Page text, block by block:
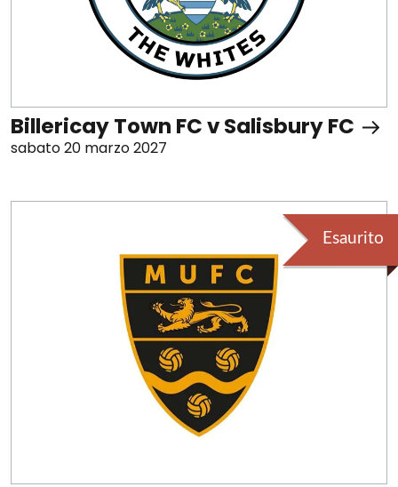
Billericay Town FC v Salisbury FC
sabato 20 marzo 2027
Esaurito